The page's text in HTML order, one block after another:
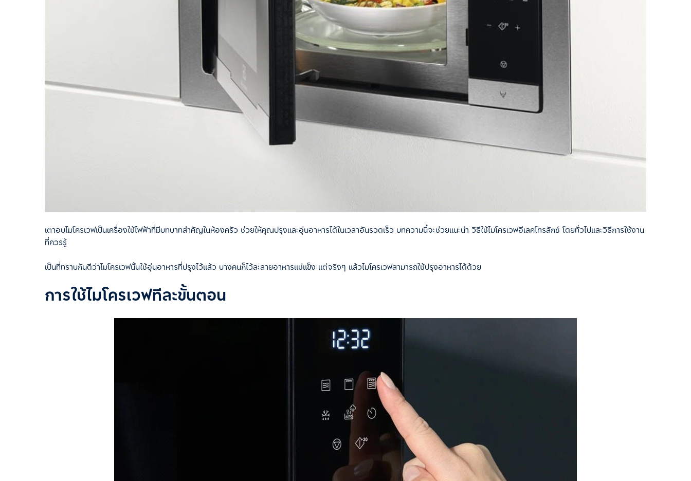
เตาอบไมโครเวฟเป็นเครื่องใช้ไฟฟ้าที่มีบทบาทสำคัญในห้องครัว ช่วยให้คุณปรุงและอุ่นอาหารได้ในเวลาอันรวดเร็ว บทความนี้จะช่วยแนะนำ วิธีใช้ไมโครเวฟอีเลคโทรลักซ์ โดยทั่วไปและวิธีการใช้งาน
ที่ควรรู้
เป็นที่ทราบกันดีว่าไมโครเวฟนั้นใช้อุ่นอาหารที่ปรุงไว้แล้ว บางคนก็ไว้ละลายอาหารแช่แข็ง แต่จริงๆ แล้วไมโครเวฟสามารถใช้ปรุงอาหารได้ด้วย
การใช้ไมโครเวฟทีละขั้นตอน